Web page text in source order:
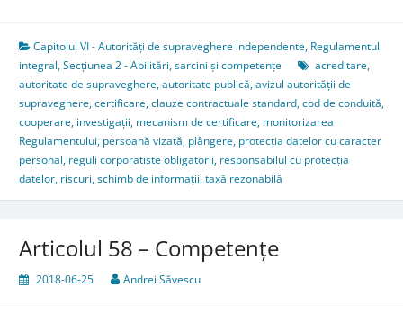
Capitolul VI - Autorități de supraveghere independente, Regulamentul
integral,Secțiunea 2 - Abilitări, sarcini și competențe acreditare,
autoritate de supraveghere,autoritate publică,avizul autorității de
supraveghere,certificare,clauze contractuale standard,cod de conduită,
cooperare, investigații, mecanism de certificare, monitorizarea
Regulamentului, persoană vizată, plângere, protecția datelor cu caracter
personal, reguli corporatiste obligatorii, responsabilul cu protecția
datelor, riscuri,schimb de informații,taxă rezonabilă
Articolul 58 – Competențe
2018-06-25 Andrei Săvescu